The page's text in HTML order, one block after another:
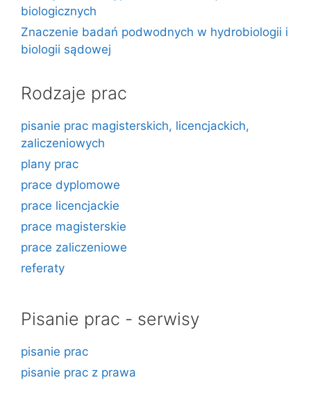
biologicznych
Znaczenie badań podwodnych w hydrobiologii i
biologii sądowej
Rodzaje prac
pisanie prac magisterskich, licencjackich,
zaliczeniowych
plany prac
prace dyplomowe
prace licencjackie
prace magisterskie
prace zaliczeniowe
referaty
Pisanie prac - serwisy
pisanie prac
pisanie prac z prawa